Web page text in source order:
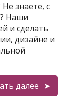
знаете, с
Наши
и сделать
дизайне и
далее